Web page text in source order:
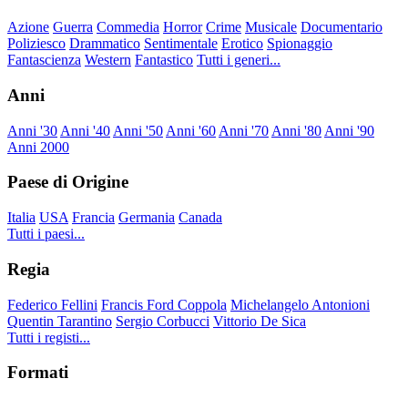
Azione Guerra Commedia Horror Crime Musicale Documentario
Poliziesco Drammatico Sentimentale Erotico Spionaggio
Fantascienza Western Fantastico Tutti i generi...
Anni
Anni '30 Anni '40 Anni '50 Anni '60 Anni '70 Anni '80 Anni '90
Anni 2000
Paese di Origine
Italia USA Francia Germania Canada
Tutti i paesi...
Regia
Federico Fellini Francis Ford Coppola Michelangelo Antonioni
Quentin Tarantino Sergio Corbucci Vittorio De Sica
Tutti i registi...
Formati